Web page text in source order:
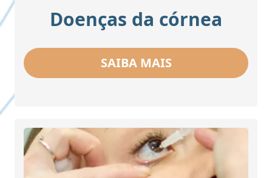
Doenças da córnea
SAIBA MAIS